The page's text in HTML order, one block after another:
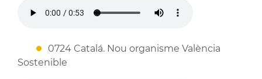
0724 Catalá. Nou organisme València
Sostenible